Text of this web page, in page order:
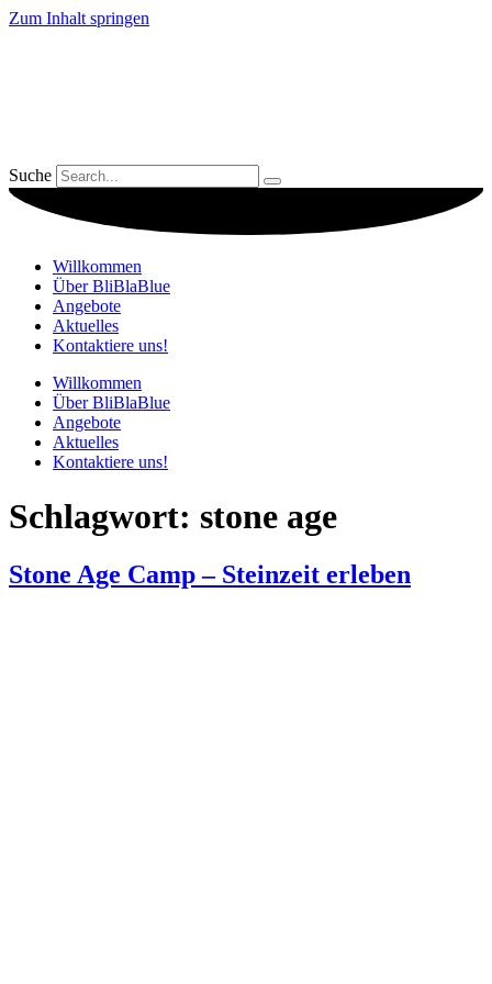
Zum Inhalt springen
Suche
Willkommen
Über BliBlaBlue
Angebote
Aktuelles
Kontaktiere uns!
Willkommen
Über BliBlaBlue
Angebote
Aktuelles
Kontaktiere uns!
Schlagwort: stone age
Stone Age Camp – Steinzeit erleben